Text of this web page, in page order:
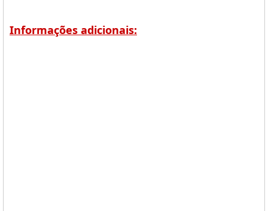
Informações adicionais: